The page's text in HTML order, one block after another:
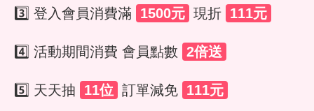
3️⃣ 登入會員消費滿 1500元 現折 111元
4️⃣ 活動期間消費 會員點數 2倍送
5️⃣ 天天抽 11位 訂單減免 111元